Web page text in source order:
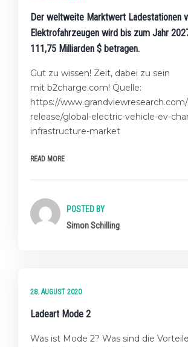
Der weltweite Marktwert Ladestationen
Elektrofahrzeugen wird bis zum Jahr
111,75 Milliarden $ betragen.
Gut zu wissen! Zeit, dabei zu sein
mit b2charge.com! Quelle:
https://
release/global-electric-vehicle-ev-
infrastructure-market
READ MORE
POSTED BY
Simon Schilling
28. AUGUST 2020
Ladeart Mode 2
Was ist Mode 2? Was sind die